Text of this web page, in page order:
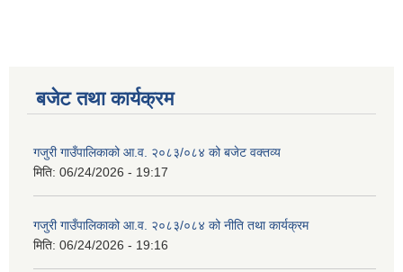
बजेट तथा कार्यक्रम
गजुरी गाउँपालिकाको आ.व. २०८३/०८४ को बजेट वक्तव्य
मिति: 06/24/2026 - 19:17
गजुरी गाउँपालिकाको आ.व. २०८३/०८४ को नीति तथा कार्यक्रम
मिति: 06/24/2026 - 19:16